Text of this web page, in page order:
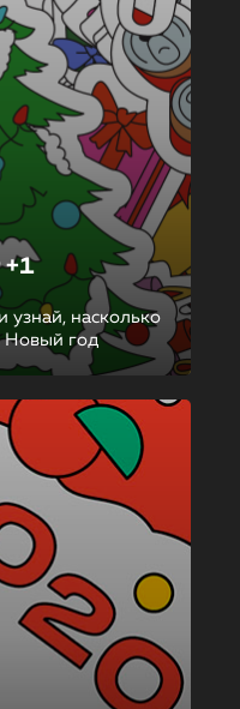
+1
узнай, насколько
Новый год